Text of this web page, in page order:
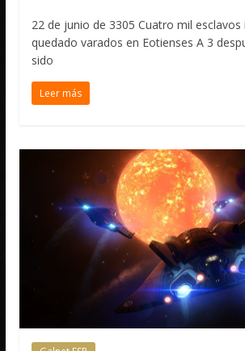
22 de junio de 3305 Cuatro mil esclavos
quedado varados en Eotienses A 3
sido
Leer más